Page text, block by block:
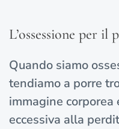
L’ossessione per il
Quando siamo
tendiamo a porre
immagine corporea
eccessiva alla